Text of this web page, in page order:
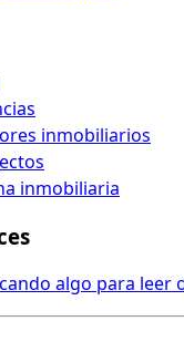
inmobiliarios
inmobiliaria
algo para leer